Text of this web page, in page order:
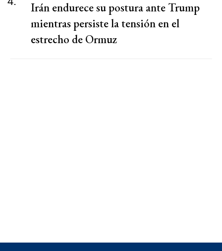
Irán endurece su postura ante Trump
mientras persiste la tensión en el
estrecho de Ormuz